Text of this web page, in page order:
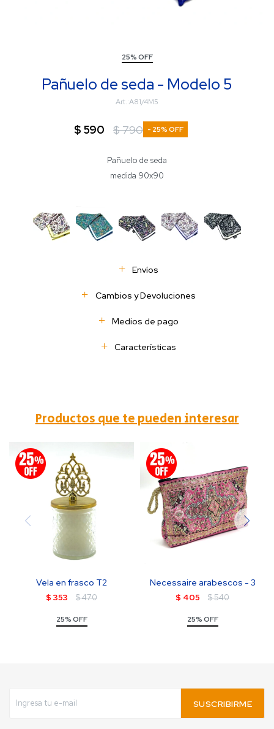
25% OFF
Pañuelo de seda - Modelo 5
A81/4M5
$ 590 $790 25
Pañuelo de seda
medida 90x90
Envíos
Cambios y Devoluciones
Medios de pago
Características
Productos que te pueden interesar
Vela en frasco T2
$ 353 $470
25% OFF
Necessaire arabescos - 3
$ 405 $540
25% OFF
SUSCRIBIRME